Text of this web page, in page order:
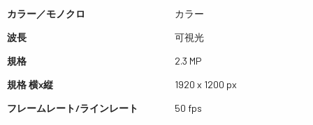
カラー／モノクロ
カラー
波長
可視光
規格
2.3 MP
規格 横x縦
1920 x 1200 px
フレームレート/ラインレート
50 fps